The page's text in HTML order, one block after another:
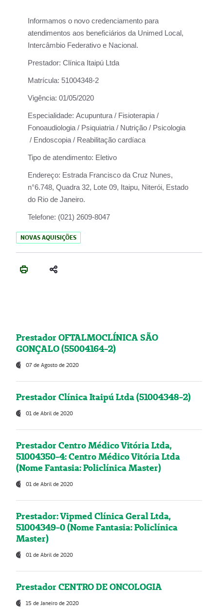
Informamos o novo credenciamento para
atendimentos aos beneficiários da Unimed Local,
Intercâmbio Federativo e Nacional.
Prestador: Clínica Itaipú Ltda
Matrícula: 51004348-2
Vigência: 01/05/2020
Especialidade: Acupuntura / Fisioterapia /
Fonoaudiologia / Psiquiatria / Nutrição / Psicologia
/ Endoscopia / Reabilitação cardíaca
Tipo de atendimento: Eletivo
Endereço: Estrada Francisco da Cruz Nunes,
n°6.748, Quadra 32, Lote 09, Itaipu, Niterói, Estado
do Rio de Janeiro.
Telefone: (021) 2609-8047
NOVAS AQUISIÇÕES
Prestador OFTALMOCLÍNICA SÃO
GONÇALO (55004164-2)
07 de Agosto de 2020
Prestador Clínica Itaipú Ltda (51004348-2)
01 de Abril de 2020
Prestador Centro Médico Vitória Ltda,
51004350-4: Centro Médico Vitória Ltda
(Nome Fantasia: Policlínica Master)
01 de Abril de 2020
Prestador: Vipmed Clínica Geral Ltda,
51004349-0 (Nome Fantasia: Policlínica
Master)
01 de Abril de 2020
Prestador CENTRO DE ONCOLOGIA
15 de Janeiro de 2020